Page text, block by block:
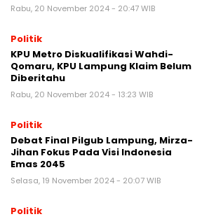
Rabu, 20 November 2024 - 20:47 WIB
Politik
KPU Metro Diskualifikasi Wahdi-
Qomaru, KPU Lampung Klaim Belum
Diberitahu
Rabu, 20 November 2024 - 13:23 WIB
Politik
Debat Final Pilgub Lampung, Mirza-
Jihan Fokus Pada Visi Indonesia
Emas 2045
Selasa, 19 November 2024 - 20:07 WIB
Politik